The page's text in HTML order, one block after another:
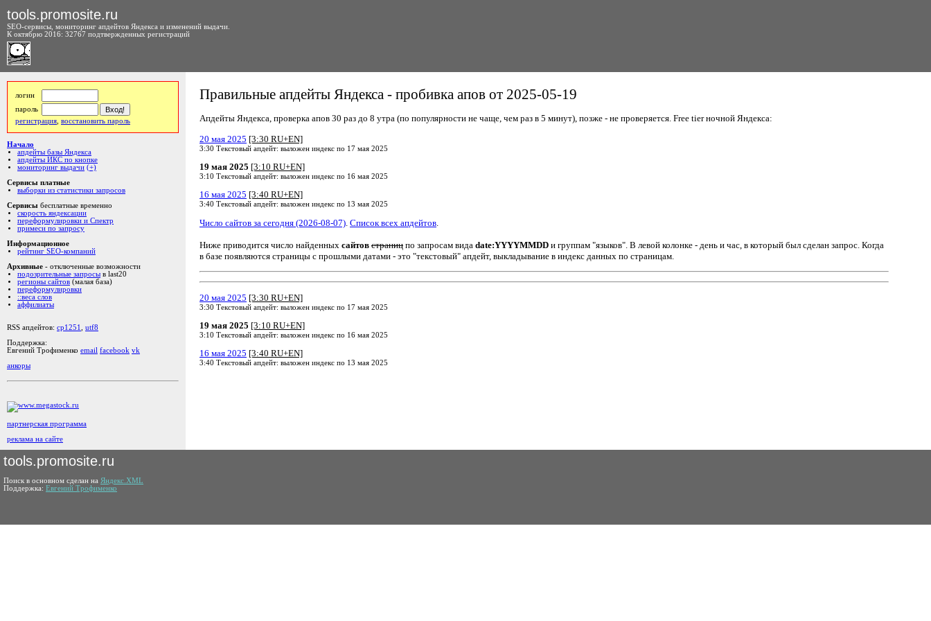
tools.promosite.ru
SEO-сервисы, мониторинг апдейтов Яндекса и изменений выдачи.
К октябрю 2016: 32767 подтвержденных регистраций
логин
пароль
регистрация восстановить пароль
Начало
апдейты базы Яндекса
апдейты ИКС по кнопке
мониторинг выдачи (+)
Сервисы платные
выборки из статистики запросов
Сервисы бесплатные временно
скорость яндексации
переформулировки и Спектр
примеси по запросу
Информационное
рейтинг SEO-компаний
Архивные - отключенные возможности
подозрительные запросы в last20
регионы сайтов (малая база)
переформулировки
::веса слов
аффилиаты
RSS апдейтов: cp1251
utf8
Поддержка:
Евгений Трофименко email facebook vk
анкоры
партнерская программа
реклама на сайте
Правильные апдейты Яндекса - пробивка апов от 2025-05-19
Апдейты Яндекса, проверка апов 30 раз до 8 утра (по популярности не чаще, чем раз в 5 минут), позже - не проверяется. Free tier ночной Яндекса:
20 мая 2025 [3:30 RU+EN]
3:30 Текстовый апдейт: выложен индекс по 17 мая 2025
19 мая 2025 [3:10 RU+EN]
3:10 Текстовый апдейт: выложен индекс по 16 мая 2025
16 мая 2025 [3:40 RU+EN]
3:40 Текстовый апдейт: выложен индекс по 13 мая 2025
Число сайтов за сегодня (2026-08-07) Список всех апдейтов
Ниже приводится число найденных сайтов страниц по запросам вида date:YYYYMMDD и группам "языков". В левой колонке - день и час, в который был сделан запрос. Когда
в базе появляются страницы с прошлыми датами - это "текстовый" апдейт, выкладывание в индекс данных по страницам.
20 мая 2025 [3:30 RU+EN]
3:30 Текстовый апдейт: выложен индекс по 17 мая 2025
19 мая 2025 [3:10 RU+EN]
3:10 Текстовый апдейт: выложен индекс по 16 мая 2025
16 мая 2025 [3:40 RU+EN]
3:40 Текстовый апдейт: выложен индекс по 13 мая 2025
tools.promosite.ru
Поиск в основном сделан на Яндекс.XML
Поддержка: Евгений Трофименко